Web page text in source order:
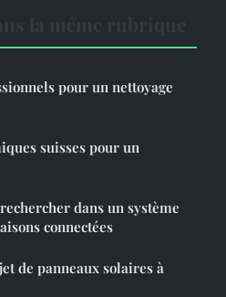
pour un nettoyage
suisses pour un
dans un système
connectées
de panneaux solaires à